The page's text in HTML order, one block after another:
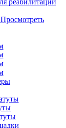
реабилитации
Просмотреть